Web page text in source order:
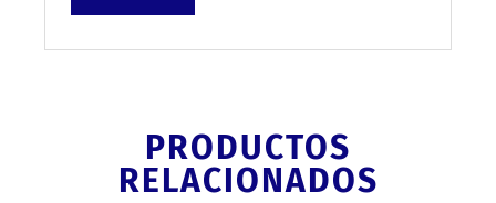
PRODUCTOS
RELACIONADOS